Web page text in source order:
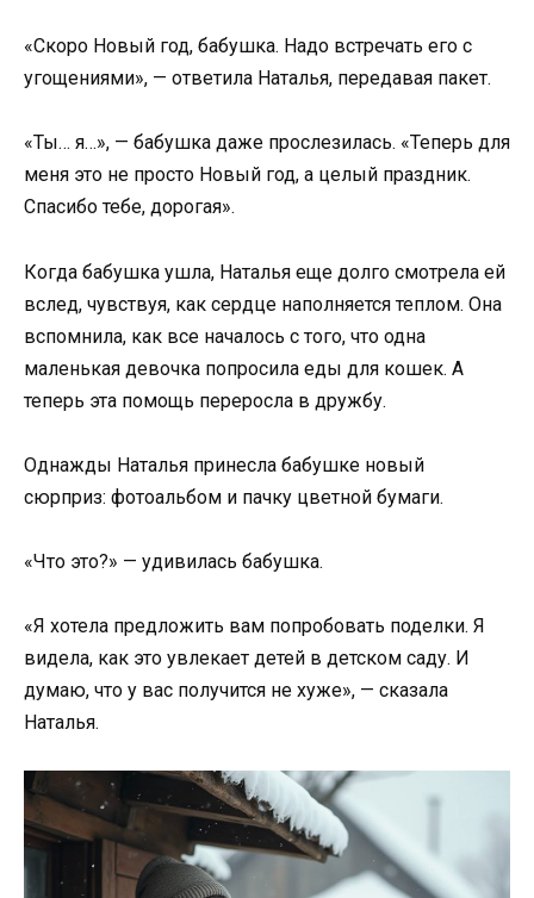
«Скоро Новый год, бабушка. Надо встречать его с
угощениями», — ответила Наталья, передавая пакет.
«Ты… я…», — бабушка даже прослезилась. «Теперь для
меня это не просто Новый год, а целый праздник.
Спасибо тебе, дорогая».
Когда бабушка ушла, Наталья еще долго смотрела ей
вслед, чувствуя, как сердце наполняется теплом. Она
вспомнила, как все началось с того, что одна
маленькая девочка попросила еды для кошек. А
теперь эта помощь переросла в дружбу.
Однажды Наталья принесла бабушке новый
сюрприз: фотоальбом и пачку цветной бумаги.
«Что это?» — удивилась бабушка.
«Я хотела предложить вам попробовать поделки. Я
видела, как это увлекает детей в детском саду. И
думаю, что у вас получится не хуже», — сказала
Наталья.